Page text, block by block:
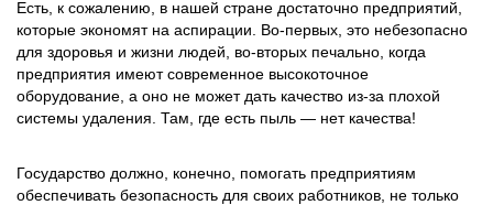
Есть, к сожалению, в нашей стране достаточно предприятий,
которые экономят на аспирации. Во-первых, это небезопасно
для здоровья и жизни людей, во-вторых печально, когда
предприятия имеют современное высокоточное
оборудование, а оно не может дать качество из-за плохой
системы удаления. Там, где есть пыль — нет качества!
Государство должно, конечно, помогать предприятиям
обеспечивать безопасность для своих работников, не только